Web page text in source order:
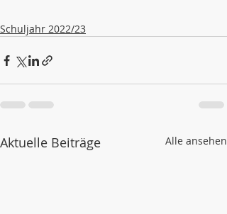
Schuljahr 2022/23
Aktuelle Beiträge Alle ansehen